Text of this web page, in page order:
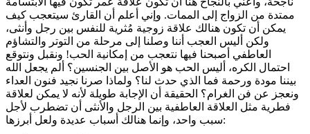
ممتدة من الزواج إلى الممات. وإني أعلم أن القارئ سيتعجب كيف
يمكن أن تكون هنالك علاقة زوجية مُثرية للنفس بين رجل وأنثى،
ولكن أليس العجب أننا وصلنا إلى مرحلة من التوتر والتشاؤم
العاطفي أصبحنا فيها نتعجب من إمكانية الحب! ونقبل ونتوقع
احتمال الكره، أليس الحب هو الأصل بين الجنسين؟ ألم يجعل الله
بيننا مودة ورحمة فما الذي حدث لنا؟ ولماذا صرنا نجيد فنون العداء
ونعجز عن فن الغرام؟ الحقيقة أن الإجابة طويلة لأنه لا يمكن لعلاقة
فطرية مثل العلاقة العاطفية بين الرجل والأنثى أن تضطرب لأجل
سبب واحد، وإنما هنالك أسباب عديدة ولعل أبرزها: